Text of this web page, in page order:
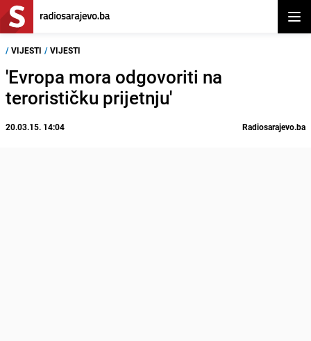
/ VIJESTI / VIJESTI
'Evropa mora odgovoriti na
terorističku prijetnju'
20.03.15. 14:04 Radiosarajevo.ba